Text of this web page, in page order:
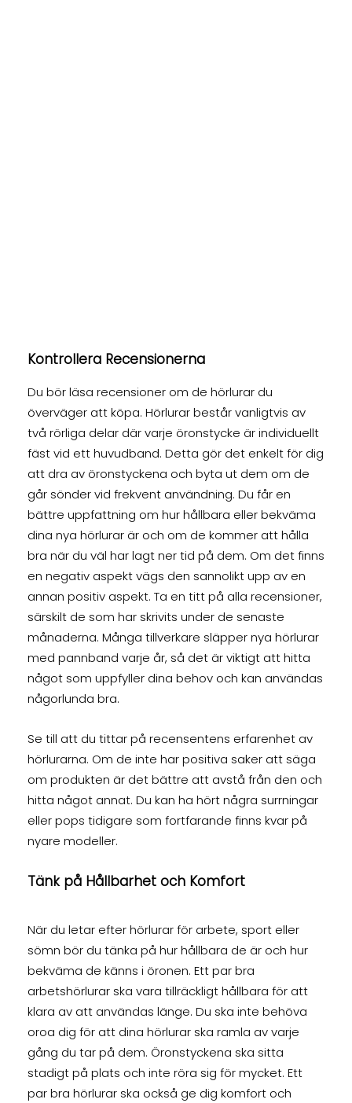
Kontrollera Recensionerna
Du bör läsa recensioner om de hörlurar du
överväger att köpa. Hörlurar består vanligtvis av
två rörliga delar där varje öronstycke är individuellt
fäst vid ett huvudband. Detta gör det enkelt för dig
att dra av öronstyckena och byta ut dem om de
går sönder vid frekvent användning. Du får en
bättre uppfattning om hur hållbara eller bekväma
dina nya hörlurar är och om de kommer att hålla
bra när du väl har lagt ner tid på dem. Om det finns
en negativ aspekt vägs den sannolikt upp av en
annan positiv aspekt. Ta en titt på alla recensioner,
särskilt de som har skrivits under de senaste
månaderna. Många tillverkare släpper nya hörlurar
med pannband varje år, så det är viktigt att hitta
något som uppfyller dina behov och kan användas
någorlunda bra.
Se till att du tittar på recensentens erfarenhet av
hörlurarna. Om de inte har positiva saker att säga
om produkten är det bättre att avstå från den och
hitta något annat. Du kan ha hört några surrningar
eller pops tidigare som fortfarande finns kvar på
nyare modeller.
Tänk på Hållbarhet och Komfort
När du letar efter hörlurar för arbete, sport eller
sömn bör du tänka på hur hållbara de är och hur
bekväma de känns i öronen. Ett par bra
arbetshörlurar ska vara tillräckligt hållbara för att
klara av att användas länge. Du ska inte behöva
oroa dig för att dina hörlurar ska ramla av varje
gång du tar på dem. Öronstyckena ska sitta
stadigt på plats och inte röra sig för mycket. Ett
par bra hörlurar ska också ge dig komfort och